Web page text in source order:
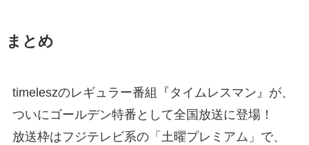
まとめ
timeleszのレギュラー番組『タイムレスマン』が、
ついにゴールデン特番として全国放送に登場！
放送枠はフジテレビ系の「土曜プレミアム」で、